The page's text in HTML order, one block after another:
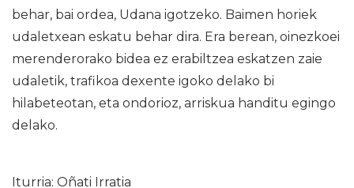
behar, bai ordea, Udana igotzeko. Baimen horiek
udaletxean eskatu behar dira. Era berean, oinezkoei
merenderorako bidea ez erabiltzea eskatzen zaie
udaletik, trafikoa dexente igoko delako bi
hilabeteotan, eta ondorioz, arriskua handitu egingo
delako.
Iturria: Oñati Irratia